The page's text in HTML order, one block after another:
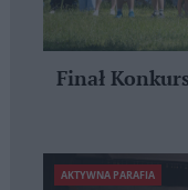
Finał
AKTYWNA PARAFIA